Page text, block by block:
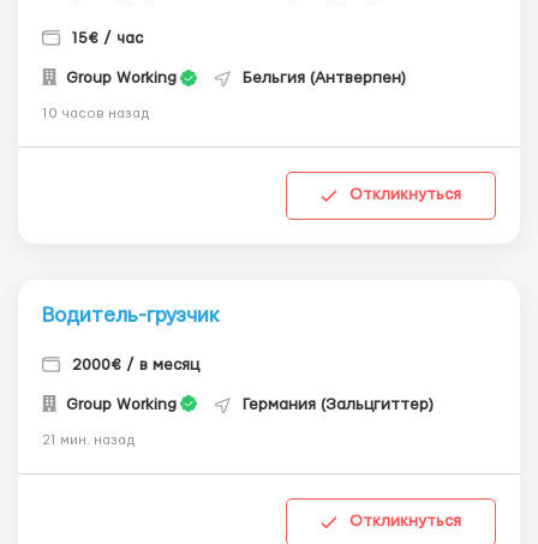
15€ / час
Group Working Бельгия (Антверпен)
10 часов назад
Откликнуться
Водитель-грузчик
2000€ / в месяц
Group Working Германия (Зальцгиттер)
21 мин. назад
Откликнуться